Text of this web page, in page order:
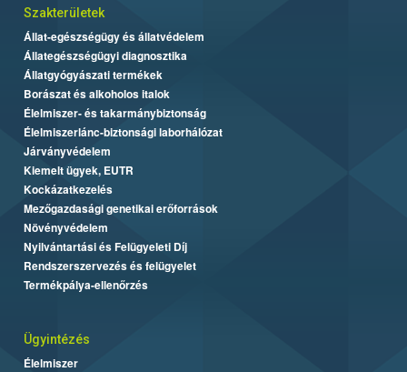
Szakterületek
Állat-egészségügy és állatvédelem
Állategészségügyi diagnosztika
Állatgyógyászati termékek
Borászat és alkoholos italok
Élelmiszer- és takarmánybiztonság
Élelmiszerlánc-biztonsági laborhálózat
Járványvédelem
Kiemelt ügyek, EUTR
Kockázatkezelés
Mezőgazdasági genetikai erőforrások
Növényvédelem
Nyilvántartási és Felügyeleti Díj
Rendszerszervezés és felügyelet
Termékpálya-ellenőrzés
Ügyintézés
Élelmiszer